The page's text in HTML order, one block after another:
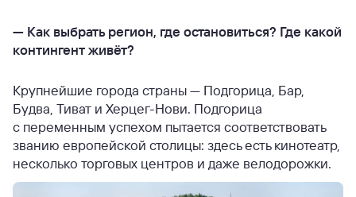
— Как выбрать регион, где остановиться? Где какой
контингент живёт?
Крупнейшие города страны — Подгорица, Бар,
Будва, Тиват и Херцег-Нови. Подгорица
с переменным успехом пытается соответствовать
званию европейской столицы: здесь есть кинотеатр,
несколько торговых центров и даже велодорожки.